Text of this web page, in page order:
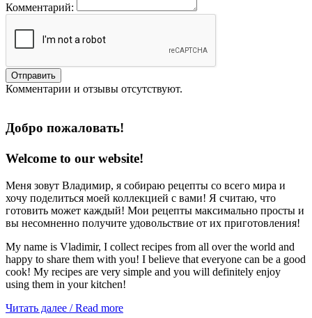
Комментарий:
Отправить
Комментарии и отзывы отсутствуют.
Добро пожаловать!
Welcome to our website!
Меня зовут Владимир, я собираю рецепты со всего мира и
хочу поделиться моей коллекцией с вами! Я считаю, что
готовить может каждый! Мои рецепты максимально просты и
вы несомненно получите удовольствие от их приготовления!
My name is Vladimir, I collect recipes from all over the world and
happy to share them with you! I believe that everyone can be a good
cook! My recipes are very simple and you will definitely enjoy
using them in your kitchen!
Читать далее / Read more